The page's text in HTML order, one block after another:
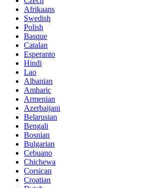
Afrikaans
Swedish
Polish
Basque
Catalan
Esperanto
Hindi
Lao
Albanian
Amharic
Armenian
Azerbaijani
Belarusian
Bengali
Bosnian
Bulgarian
Cebuano
Chichewa
Corsican
Croatian